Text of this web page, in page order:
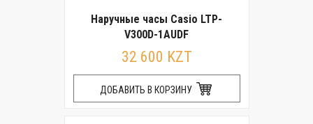
Наручные часы Casio LTP-
V300D-1AUDF
32 600 KZT
ДОБАВИТЬ В КОРЗИНУ